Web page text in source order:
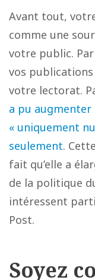
Avant tout,
comme une
votre public.
vos publications
votre lectorat.
a pu augmenter
« uniquement
seulement.
fait qu’elle a
de la politique
intéressent
Post.
Soyez